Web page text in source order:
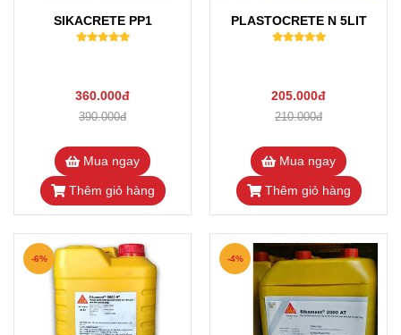
SIKACRETE PP1
360.000đ
390.000đ
Mua ngay
Thêm giỏ hàng
PLASTOCRETE N 5LIT
205.000đ
210.000đ
Mua ngay
Thêm giỏ hàng
-6% -4%